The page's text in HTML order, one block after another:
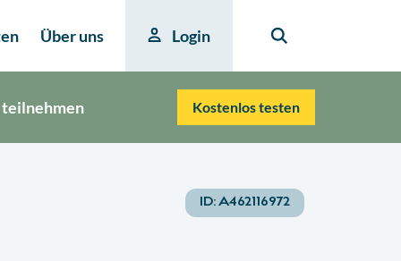
Über uns Login
teilnehmen Kostenlos testen
ID:A462116972